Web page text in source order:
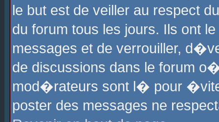
le but est de veiller au respect
du forum tous les jours. Ils ont
messages et de verrouiller,
de discussions dans le forum
mod�rateurs sont l� pour
poster des messages ne